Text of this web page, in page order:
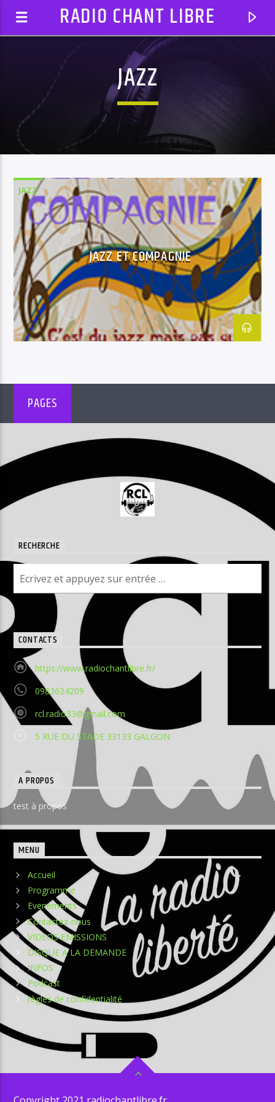
RADIO CHANT LIBRE
EN CE MOMENT
AUTODJ: BLACK EYED PEAS
JAZZ
JAZZ
JAZZ ET COMPAGNIE
PAGES
RECHERCHE
CONTACTS
https://www.radiochantlibre.fr/
0983624209
rcl.radio33@gmail.com
5 RUE DU STADE 33133 GALGON
A PROPOS
test à propos
MENU
Accueil
Programme
Evenements
Contactez-nous
VIDEOS EMISSIONS
DISQUE A LA DEMANDE
INFOS
Podcast
règles de confidentialité